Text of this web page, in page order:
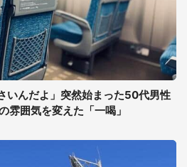
いんだよ」突然始まった50代男性
雰囲気を変えた「一喝」